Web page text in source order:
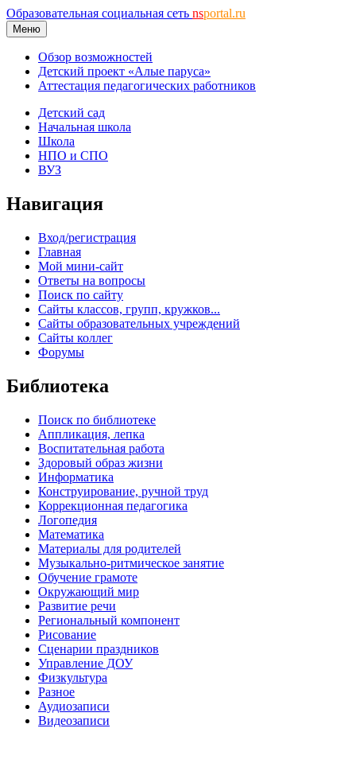
Образовательная социальная сеть nsportal.ru
Меню
Обзор возможностей
Детский проект «Алые паруса»
Аттестация педагогических работников
Детский сад
Начальная школа
Школа
НПО и СПО
ВУЗ
Навигация
Вход/регистрация
Главная
Мой мини-сайт
Ответы на вопросы
Поиск по сайту
Сайты классов, групп, кружков...
Сайты образовательных учреждений
Сайты коллег
Форумы
Библиотека
Поиск по библиотеке
Аппликация, лепка
Воспитательная работа
Здоровый образ жизни
Информатика
Конструирование, ручной труд
Коррекционная педагогика
Логопедия
Математика
Материалы для родителей
Музыкально-ритмическое занятие
Обучение грамоте
Окружающий мир
Развитие речи
Региональный компонент
Рисование
Сценарии праздников
Управление ДОУ
Физкультура
Разное
Аудиозаписи
Видеозаписи